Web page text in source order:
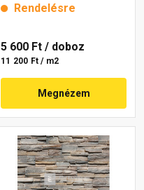
Rendelésre
5 600 Ft / doboz
11 200 Ft / m2
Megnézem